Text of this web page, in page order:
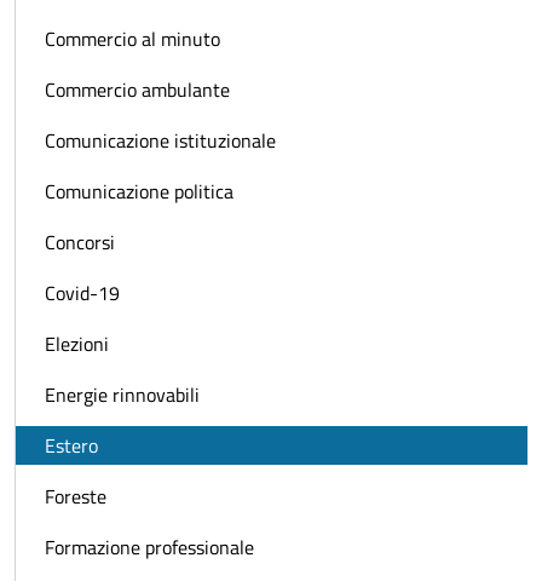
Commercio al minuto
Commercio ambulante
Comunicazione istituzionale
Comunicazione politica
Concorsi
Covid-19
Elezioni
Energie rinnovabili
Estero
Foreste
Formazione professionale